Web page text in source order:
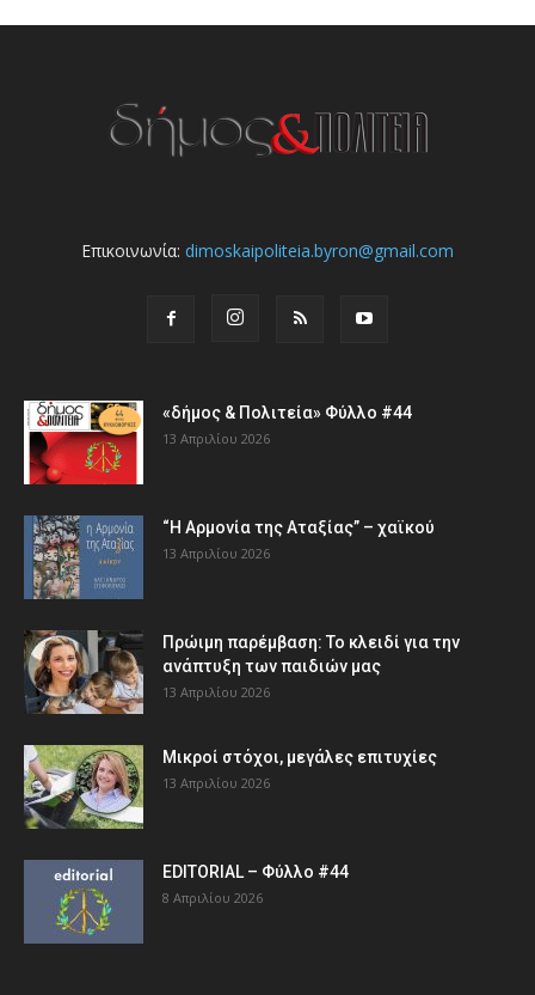
Επικοινωνία: dimoskaipoliteia.byron@gmail.com
«δήμος & Πολιτεία» Φύλλο #44
13 Απριλίου 2026
“Η Αρμονία της Αταξίας” – χαϊκού
13 Απριλίου 2026
Πρώιμη παρέμβαση: Το κλειδί για την
ανάπτυξη των παιδιών µας
13 Απριλίου 2026
Μικροί στόχοι, μεγάλες επιτυχίες
13 Απριλίου 2026
EDITORIAL – Φύλλο #44
8 Απριλίου 2026